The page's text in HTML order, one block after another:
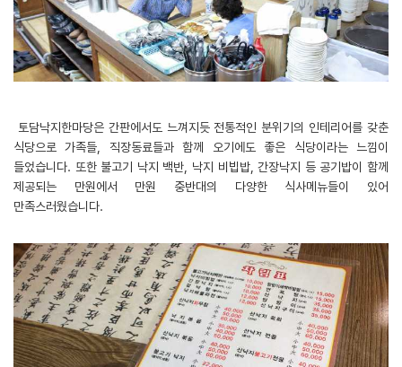
토담낙지한마당은 간판에서도 느껴지듯 전통적인 분위기의 인테리어를 갖춘
식당으로 가족들, 직장동료들과 함께 오기에도 좋은 식당이라는 느낌이
들었습니다. 또한 불고기 낙지 백반, 낙지 비빕밥, 간장낙지 등 공기밥이 함께
제공되는 만원에서 만원 중반대의 다양한 식사메뉴들이 있어
만족스러웠습니다.